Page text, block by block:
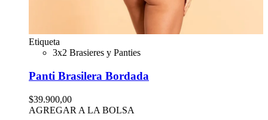
Etiqueta
3x2 Brasieres y Panties
Panti Brasilera Bordada
$39.900,00
AGREGAR A LA BOLSA